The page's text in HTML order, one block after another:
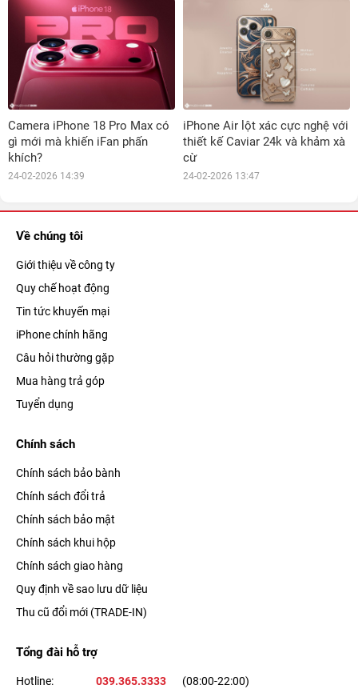
Camera iPhone 18 Pro Max có
gì mới mà khiến iFan phấn
khích?
24-02-2026 14:39
iPhone Air lột xác cực nghệ với
thiết kế Caviar 24k và khảm xà
cừ
24-02-2026 13:47
Về chúng tôi
Giới thiệu về công ty
Quy chế hoạt động
Tin tức khuyến mại
iPhone chính hãng
Câu hỏi thường gặp
Mua hàng trả góp
Tuyển dụng
Chính sách
Chính sách bảo bành
Chính sách đổi trả
Chính sách bảo mật
Chính sách khui hộp
Chính sách giao hàng
Quy định về sao lưu dữ liệu
Thu cũ đổi mới (TRADE-IN)
Tổng đài hỗ trợ
Hotline: 039.365.3333 (08:00-22:00)